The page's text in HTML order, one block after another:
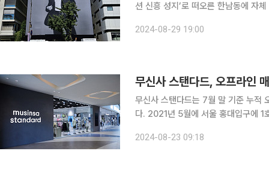
션 신흥 성지’로 떠오른 한남동에 자체
일 오전 서울지하철 6호선 한강진역 1
2024-08-29 19:00
무신사 스탠다드, 오프라인
무신사 스탠다드는 7월 말 기준 누적
다. 2021년 5월에 서울 홍대입구에 1
350% 증가한 것으로 나타났다. 특히
2024-08-23 09:18